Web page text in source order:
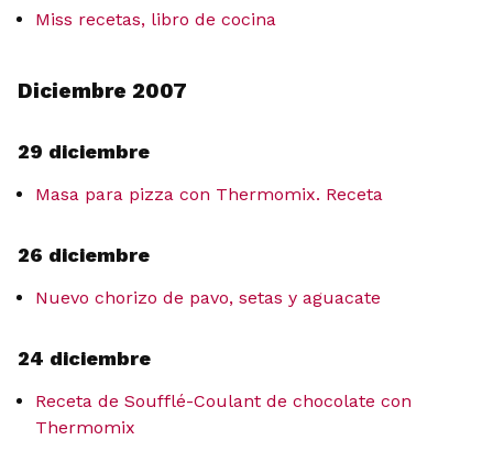
Miss recetas, libro de cocina
Diciembre 2007
29 diciembre
Masa para pizza con Thermomix. Receta
26 diciembre
Nuevo chorizo de pavo, setas y aguacate
24 diciembre
Receta de Soufflé-Coulant de chocolate con
Thermomix